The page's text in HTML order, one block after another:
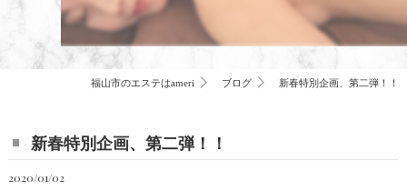
福山市のエステはameri ブログ 新春特別企画、第二弾！！
新春特別企画、第二弾！！
2020/01/02